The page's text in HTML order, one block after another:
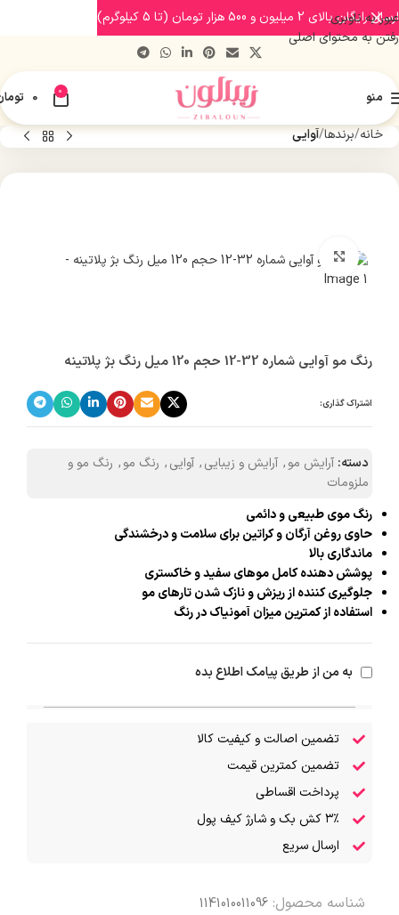
عبور به ناوبری
رفتن به محتوای اصلی
منو 0
0
خانه برندها آوایی
بزرگنمایی تصویر
رنگ مو آوایی شماره 32-12 حجم 120 میل رنگ بژ پلاتینه
اشتراک گذاری:
دسته: آرایش مو, آرایش و زیبایی, آوایی, رنگ مو, رنگ مو و
ملزومات
رنگ موی طبیعی و دائمی
حاوی روغن آرگان و کراتین برای سلامت و درخشندگی
ماندگاری بالا
پوشش دهنده کامل موهای سفید و خاکستری
جلوگیری کننده از ریزش و نازک شدن تارهای مو
استفاده از کمترین میزان آمونیاک در رنگ
به من از طریق پیامک اطلاع بده
تضمین اصالت و کیفیت کالا
تضمین کمترین قیمت
پرداخت اقساطی
۳٪ کش بک و شارژ کیف پول
ارسال سریع
شناسه محصول: 1141010011096
ارسال رایگان بالای 2 میلیون و 500 هزار تومان (تا 5 کیلوگرم)